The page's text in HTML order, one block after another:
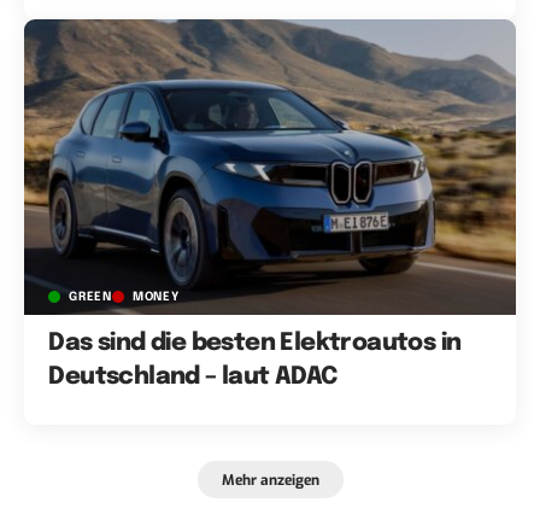
GREEN MONEY
Das sind die besten Elektroautos in
Deutschland – laut ADAC
Mehr anzeigen